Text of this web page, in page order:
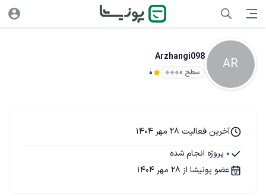
AR
Arzhangi098
سطح ۰ 0
آخرین فعالیت 28 مهر 1404
0 پروژه انجام شده
عضو پونیشا از 28 مهر 1404